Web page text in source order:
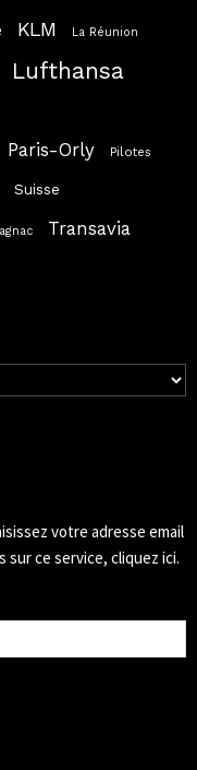
KLM La Réunion
Lufthansa
Paris-Orly Pilotes
Suisse
Transavia
votre adresse email
sur ce service, cliquez ici.